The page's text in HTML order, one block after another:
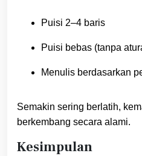
Puisi 2–4 baris
Puisi bebas (tanpa
Menulis berdasarkan
Semakin sering berlatih,
berkembang secara alami.
Kesimpulan